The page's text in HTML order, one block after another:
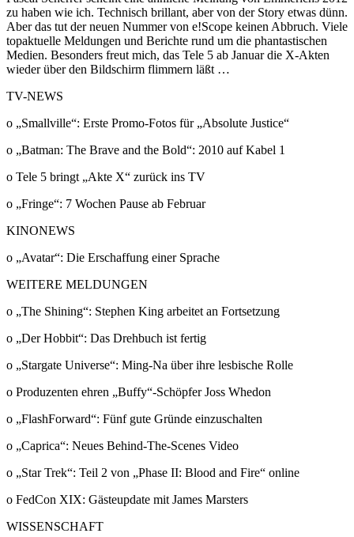
zu haben wie ich. Technisch brillant, aber von der Story etwas dünn.
Aber das tut der neuen Nummer von e!Scope keinen Abbruch. Viele
topaktuelle Meldungen und Berichte rund um die phantastischen
Medien. Besonders freut mich, das Tele 5 ab Januar die X-Akten
wieder über den Bildschirm flimmern läßt …
TV-NEWS
o „Smallville“: Erste Promo-Fotos für „Absolute Justice“
o „Batman: The Brave and the Bold“: 2010 auf Kabel 1
o Tele 5 bringt „Akte X“ zurück ins TV
o „Fringe“: 7 Wochen Pause ab Februar
KINONEWS
o „Avatar“: Die Erschaffung einer Sprache
WEITERE MELDUNGEN
o „The Shining“: Stephen King arbeitet an Fortsetzung
o „Der Hobbit“: Das Drehbuch ist fertig
o „Stargate Universe“: Ming-Na über ihre lesbische Rolle
o Produzenten ehren „Buffy“-Schöpfer Joss Whedon
o „FlashForward“: Fünf gute Gründe einzuschalten
o „Caprica“: Neues Behind-The-Scenes Video
o „Star Trek“: Teil 2 von „Phase II: Blood and Fire“ online
o FedCon XIX: Gästeupdate mit James Marsters
WISSENSCHAFT